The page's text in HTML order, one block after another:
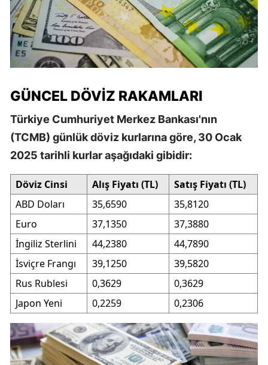
GÜNCEL DÖVIZ RAKAMLARI
Türkiye Cumhuriyet Merkez Bankası'nın
(TCMB) günlük döviz kurlarına göre, 30 Ocak
2025 tarihli kurlar aşağıdaki gibidir:
Döviz Cinsi Alış Fiyatı (TL)
Satış Fiyatı (TL)
ABD Doları
35,6590
35,8120
Euro
37,1350
37,3880
İngiliz Sterlini
44,2380
44,7890
İsviçre Frangı
39,1250
39,5820
Rus Rublesi
0,3629
0,3629
Japon Yeni
0,2259 0,2306